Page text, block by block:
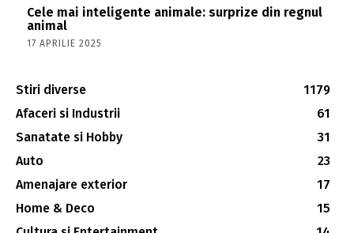
Cele mai inteligente animale: surprize din regnul
animal
17 APRILIE 2025
Stiri diverse
1179
Afaceri si Industrii
61
Sanatate si Hobby
31
Auto
23
Amenajare exterior
17
Home & Deco
15